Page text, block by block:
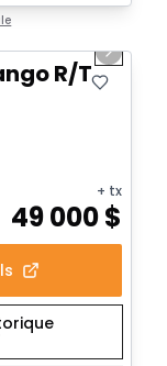
Next
R/T
+ tx
49 000$